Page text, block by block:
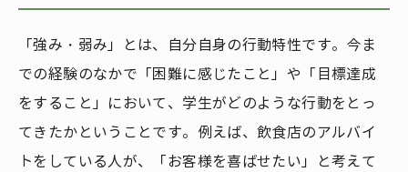
「強み・弱み」とは、自分自身の行動特性です。今ま
での経験のなかで「困難に感じたこと」や「目標達成
をすること」において、学生がどのような行動をとっ
てきたかということです。例えば、飲食店のアルバイ
トをしている人が、「お客様を喜ばせたい」と考えて